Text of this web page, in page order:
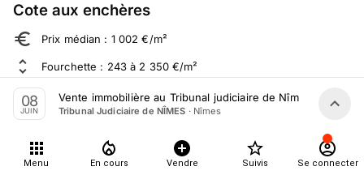
Cote aux enchères
Prix médian : 1 002 €/m²
Fourchette : 243 à 2 350 €/m²
Sur 70 ventes aux enchères dans le département
À propos
08
JUIN
Vente immobilière au Tribunal judiciaire de Nîmes le 8 Juin
Tribunal Judiciaire de NÎMES · Nîmes
Menu En cours Vendre Suivis Se connecter